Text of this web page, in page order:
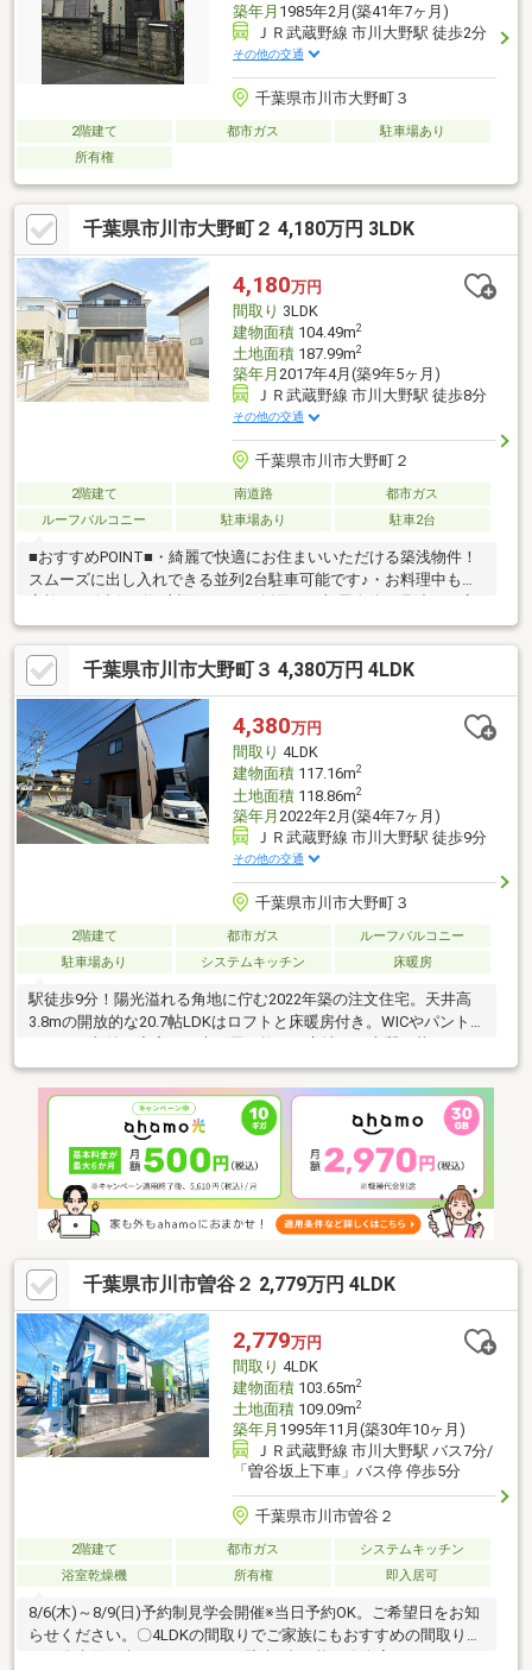
築年月 1985年2月(築41年7ヶ月)
ＪＲ武蔵野線 市川大野駅 徒歩2分
その他の交通
千葉県市川市大野町３
2階建て 都市ガス
駐車場あり
所有権
千葉県市川市大野町２ 4,180万円 3LDK
4,180万円
間取り 3LDK
建物面積104.49m2
土地面積187.99m2
築年月 2017年4月(築9年5ヶ月)
ＪＲ武蔵野線 市川大野駅 徒歩8分
その他の交通
千葉県市川市大野町２
2階建て 南道路
都市ガス
ルーフバルコニー
駐車場あり 駐車2台
■おすすめPOINT■・綺麗で快適にお住まいいただける築浅物件！
スムーズに出し入れできる並列2台駐車可能です♪・お料理中もご
心感のある間取りです◎・水回りが集約された機能的な家事動線
設計により、毎日の料理や洗濯などの家事もスムーズに行えます
♪・家庭菜園やガーデニングをゆったり楽しめる、使い勝手の良い
お庭スペースもございます！・広々とした約21.6帖のＬＤＫやシ
ューズインクローゼットなど、暮らしを彩る設備が充実していま
す◎・各居室に収納を設けているため、室内をすっきりと保ち
広々とご活用いただける過ごしやすい住空間です♪
千葉県市川市大野町３ 4,380万円 4LDK
4,380万円
間取り 4LDK
建物面積117.16m2
土地面積118.86m2
築年月 2022年2月(築4年7ヶ月)
ＪＲ武蔵野線 市川大野駅 徒歩9分
その他の交通
千葉県市川市大野町３
2階建て 都市ガス
ルーフバルコニー
駐車場あり
システムキッチン 床暖房
駅徒歩9分！陽光溢れる角地に佇む2022年築の注文住宅。天井高
3.8mの開放的な20.7帖LDKはロフトと床暖房付き。WICやパント
叶えます。■物件、住宅ローン、購入の流れなど、丁寧にわかり
やすくご説明致します。【優和住宅は地元市川市を中心に地域密
着30年。市川市・船橋市・松戸市の不動産のことならお任せ下さ
い。まずは、お気軽にご相談下さい！】■ご案内・物件詳細情報
記載パンフレットのご請求はお気軽にお問い合わせ下さい♪※メー
ルの場合：【資料請求】ボタンをクリックでお問い合わせ下さ
い。
千葉県市川市曽谷２ 2,779万円 4LDK
2,779万円
間取り 4LDK
建物面積103.65m2
土地面積109.09m2
築年月 1995年11月(築30年10ヶ月)
ＪＲ武蔵野線 市川大野駅 バス7分/
「曽谷坂上下車」バス停 停歩5分
千葉県市川市曽谷２
2階建て 都市ガス
システムキッチン
浴室乾燥機
所有権 即入居可
8/6(木)～8/9(日)予約制見学会開催※当日予約OK。ご希望日をお知
らせください。〇4LDKの間取りでご家族にもおすすめの間取りで